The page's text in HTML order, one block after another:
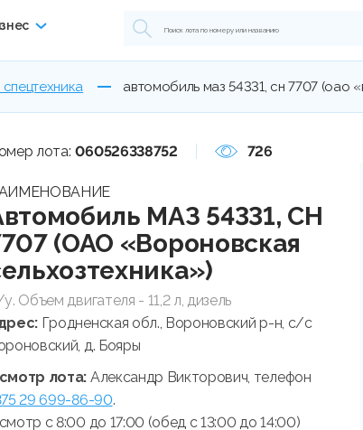
автомобиль маз 54331, сн 7707 (оао
лота: 060526338752 726
МАЗ 54331, СН
(ОАО «Вороновская
Объем двигателя - 11,2 л, дизель
Гродненская обл., Вороновский р-н, с/с
д. Бояры
лота: Александр Викторович, телефон
29 699-86-90.
с 8:00 до 17:00 (обед с 13:00 до 14:00)